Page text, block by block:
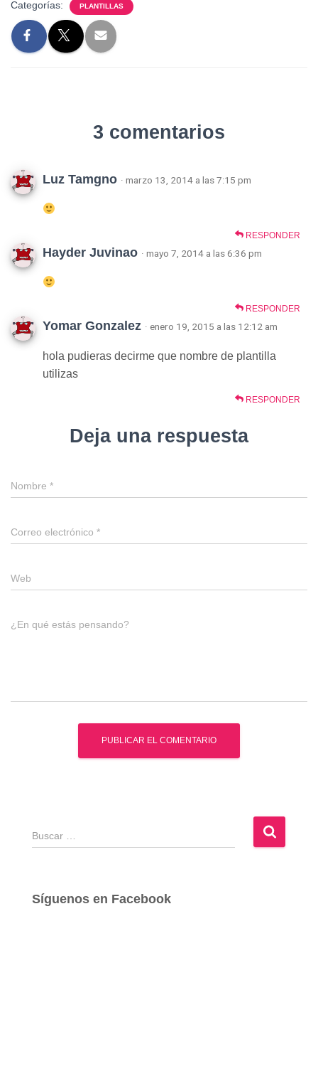
Categorías: PLANTILLAS
3 comentarios
Luz Tamgno · marzo 13, 2014 a las 7:15 pm
RESPONDER
Hayder Juvinao · mayo 7, 2014 a las 6:36 pm
RESPONDER
Yomar Gonzalez · enero 19, 2015 a las 12:12 am
hola pudieras decirme que nombre de plantilla
utilizas
RESPONDER
Deja una respuesta
Nombre *
Correo electrónico *
Web
¿En qué estás pensando?
B
u
a
Síguenos en Facebook